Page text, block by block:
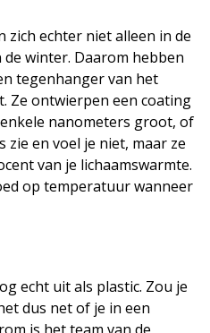
zich echter niet alleen in de
winter. Daarom hebben
tegenhanger van het
Ze ontwierpen een coating
nanometers groot, of
zie en voel je niet, maar ze
van je lichaamswarmte.
op temperatuur wanneer
echt uit als plastic. Zou je
dus net of je in een